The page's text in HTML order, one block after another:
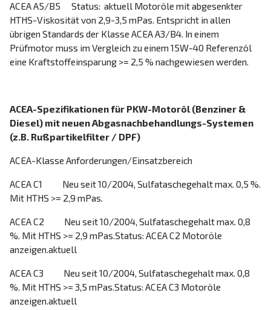
ACEA A5/B5 Status: aktuell Motoröle mit abgesenkter
HTHS-Viskosität von 2,9-3,5 mPas. Entspricht in allen
übrigen Standards der Klasse ACEA A3/B4. In einem
Prüfmotor muss im Vergleich zu einem 15W-40 Referenzöl
eine Kraftstoffeinsparung >= 2,5 % nachgewiesen werden.
ACEA-Spezifikationen für PKW-Motoröl (Benziner &
Diesel) mit neuen Abgasnachbehandlungs-Systemen
(z.B. Rußpartikelfilter / DPF)
ACEA-Klasse Anforderungen/Einsatzbereich
ACEA C1 Neu seit 10/2004, Sulfataschegehalt max. 0,5 %.
Mit HTHS >= 2,9 mPas.
ACEA C2 Neu seit 10/2004, Sulfataschegehalt max. 0,8
%. Mit HTHS >= 2,9 mPas.Status: ACEA C2 Motoröle
anzeigen.aktuell
ACEA C3 Neu seit 10/2004, Sulfataschegehalt max. 0,8
%. Mit HTHS >= 3,5 mPas.Status: ACEA C3 Motoröle
anzeigen.aktuell